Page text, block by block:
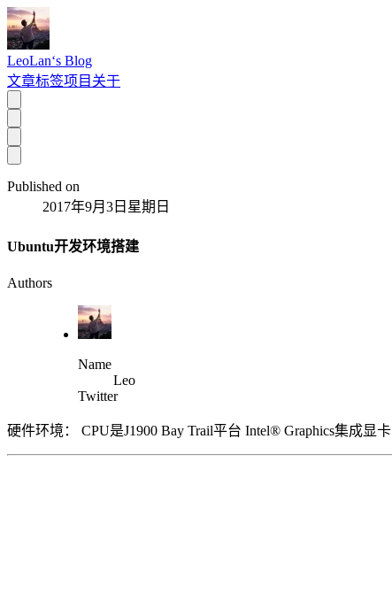
LeoLan‘s Blog
文章标签项目 关于
Published on
2017年9月3日星期日
Ubuntu开发环境搭建
Authors
Name
Leo
Twitter
硬件环境： CPU是J1900 Bay Trail平台 Intel® Graphics集成显卡